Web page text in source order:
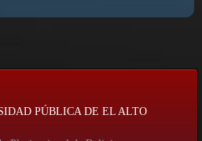
PÚBLICA DE EL ALTO